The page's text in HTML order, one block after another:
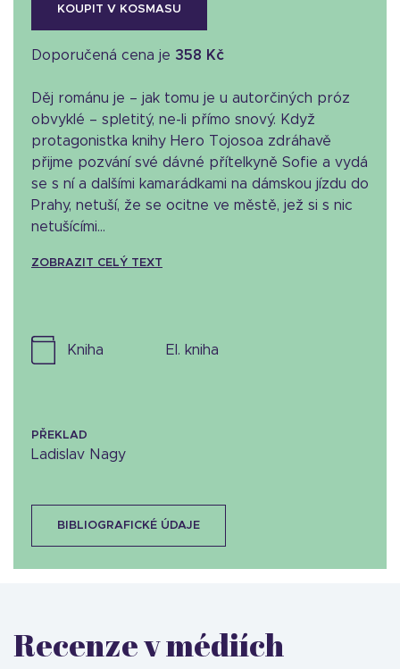
KOUPIT V KOSMASU
Doporučená cena je 358 Kč
Děj románu je – jak tomu je u autorčiných próz
obvyklé – spletitý, ne-li přímo snový. Když
protagonistka knihy Hero Tojosoa zdráhavě
přijme pozvání své dávné přítelkyně Sofie a vydá
se s ní a dalšími kamarádkami na dámskou jízdu do
Prahy, netuší, že se ocitne ve městě, jež si s nic
netušícími...
ZOBRAZIT CELÝ TEXT
kniha el. kniha
PŘEKLAD
Ladislav Nagy
BIBLIOGRAFICKÉ ÚDAJE
Recenze v médiích